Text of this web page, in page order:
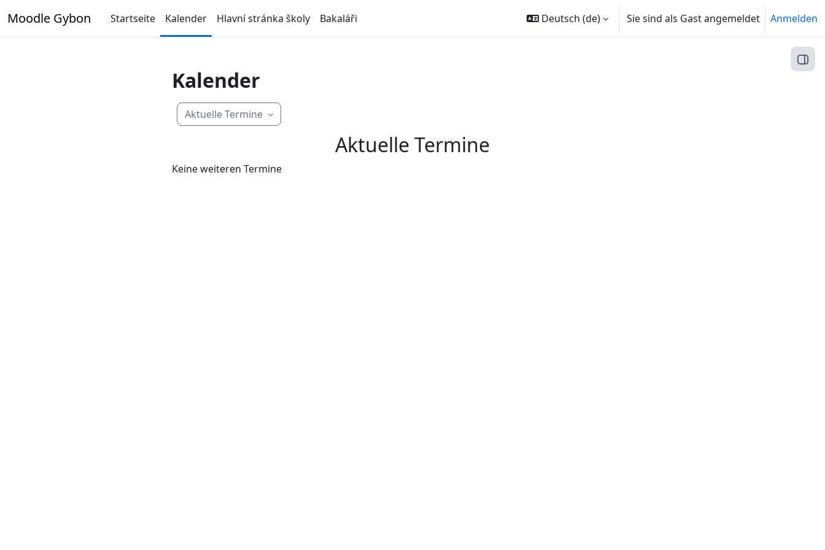
Moodle Gybon Startseite Kalender Hlavní stránka školy Bakaláři Deutsch ‎(de)‎ Sie sind als Gast angemeldet Anmelden
Kalender
Aktuelle Termine
Aktuelle Termine
Keine weiteren Termine